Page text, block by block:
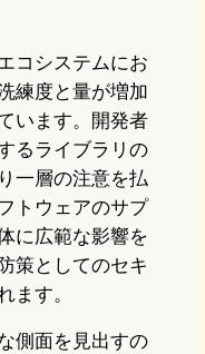
コシステムにお
練度と量が増加
います。開発者
るライブラリの
一層の注意を払
トウェアのサプ
に広範な影響を
策としてのセキ
ます。
側面を見出すの